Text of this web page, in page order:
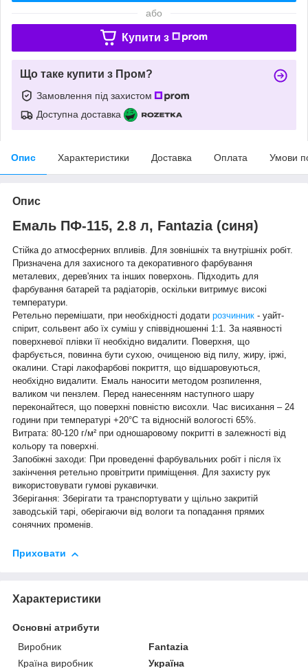
або
Купити з
Що таке купити з Пром?
Замовлення під захистом
Доступна доставка
Опис Характеристики Доставка Оплата Умови
Опис
Емаль ПФ-115, 2.8 л, Fantazia (синя)
Стійка до атмосферних впливів. Для зовнішніх та внутрішніх робіт.
Призначена для захисного та декоративного фарбування
металевих, дерев'яних та інших поверхонь. Підходить для
фарбування батарей та радіаторів, оскільки витримує високі
температури.
Ретельно перемішати, при необхідності додати розчинник - уайт-
спірит, сольвент або їх суміш у співвідношенні 1:1. За наявності
поверхневої плівки її необхідно видалити. Поверхня, що
фарбується, повинна бути сухою, очищеною від пилу, жиру, іржі,
окалини. Старі лакофарбові покриття, що відшаровуються,
необхідно видалити. Емаль наносити методом розпилення,
валиком чи пензлем. Перед нанесенням наступного шару
переконайтеся, що поверхні повністю висохли. Час висихання – 24
години при температурі +20°С та відносній вологості 65%.
Витрата: 80-120 г/м² при одношаровому покритті в залежності від
кольору та поверхні.
Запобіжні заходи: При проведенні фарбувальних робіт і після їх
закінчення ретельно провітрити приміщення. Для захисту рук
використовувати гумові рукавички.
Зберігання: Зберігати та транспортувати у щільно закритій
заводській тарі, оберігаючи від вологи та попадання прямих
сонячних променів.
Приховати
Характеристики
Основні атрибути
Виробник
Fantazia
Країна виробник
Україна